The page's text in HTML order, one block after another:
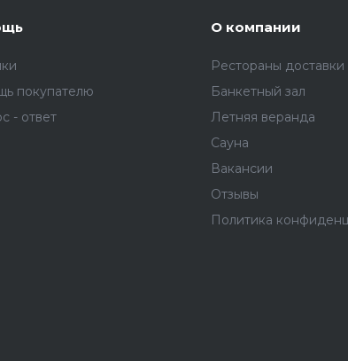
покупателю
- ответ
О компании
Рестораны доставки
Банкетный зал
Летняя веранда
Сауна
Вакансии
Отзывы
Политика